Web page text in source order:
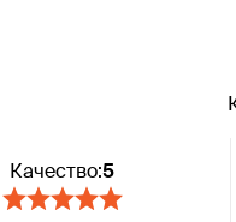
Качество:5